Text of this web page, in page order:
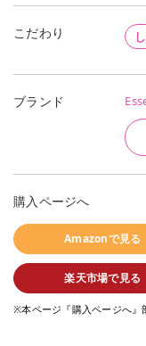
こだわり
ブランド
購入ページへ
Amazonで見る
楽天市場で見る
※本ページ『購入ページへ』